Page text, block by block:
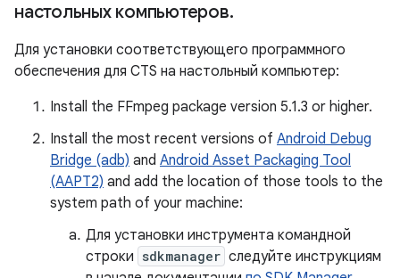
настольных компьютеров.
Для установки соответствующего программного
обеспечения для CTS на настольный компьютер:
Install the FFmpeg package version 5.1.3 or higher.
Install the most recent versions of Android Debug
Bridge (adb) and Android Asset Packaging Tool
(AAPT2) and add the location of those tools to the
system path of your machine:
Для установки инструмента командной
строки sdkmanager следуйте инструкциям